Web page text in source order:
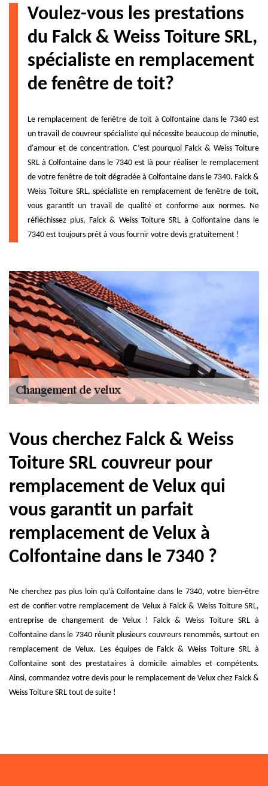
Voulez-vous les prestations
du Falck & Weiss Toiture SRL,
spécialiste en remplacement
de fenêtre de toit?
Le remplacement de fenêtre de toit à Colfontaine dans le 7340 est
un travail de couvreur spécialiste qui nécessite beaucoup de minutie,
d'amour et de concentration. C’est pourquoi Falck & Weiss Toiture
SRL à Colfontaine dans le 7340 est là pour réaliser le remplacement
de votre fenêtre de toit dégradée à Colfontaine dans le 7340. Falck &
Weiss Toiture SRL, spécialiste en remplacement de fenêtre de toit,
vous garantit un travail de qualité et conforme aux normes. Ne
réfléchissez plus, Falck & Weiss Toiture SRL à Colfontaine dans le
7340 est toujours prêt à vous fournir votre devis gratuitement !
Vous cherchez Falck & Weiss
Toiture SRL couvreur pour
remplacement de Velux qui
vous garantit un parfait
remplacement de Velux à
Colfontaine dans le 7340 ?
Ne cherchez pas plus loin qu’à Colfontaine dans le 7340, votre bien-être
est de confier votre remplacement de Velux à Falck & Weiss Toiture SRL,
entreprise de changement de Velux ! Falck & Weiss Toiture SRL à
Colfontaine dans le 7340 réunit plusieurs couvreurs renommés, surtout en
remplacement de Velux. Les équipes de Falck & Weiss Toiture SRL à
Colfontaine sont des prestataires à domicile aimables et compétents.
Ainsi, commandez votre devis pour le remplacement de Velux chez Falck &
Weiss Toiture SRL tout de suite !